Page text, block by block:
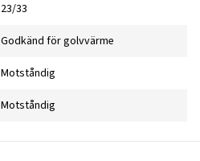
23/33
Godkänd för golvvärme
Motståndig
Motståndig